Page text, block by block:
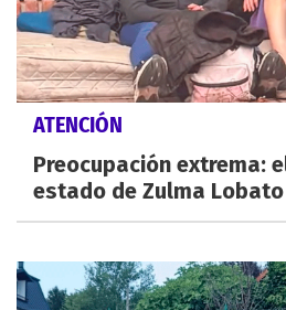
ATENCIÓN
Preocupación extrema:
estado de Zulma Lobato